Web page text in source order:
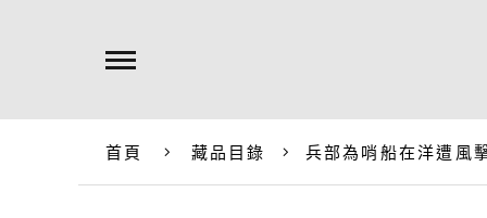
首頁 藏品目錄 兵部為哨船在洋遭風